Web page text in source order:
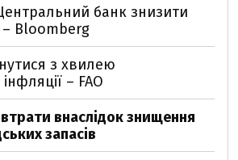
банк знизити
– Bloomberg
з хвилею
– FAO
внаслідок знищення
запасів